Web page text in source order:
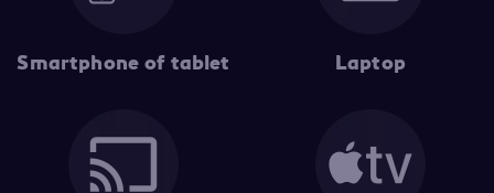
Smartphone of tablet Laptop